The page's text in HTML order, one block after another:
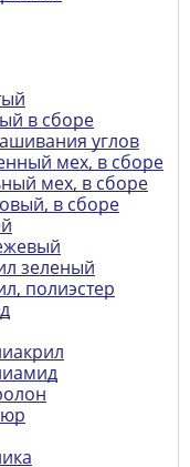
в сборе
углов
мех, в сборе
мех, в сборе
в сборе
зеленый
полиэстер